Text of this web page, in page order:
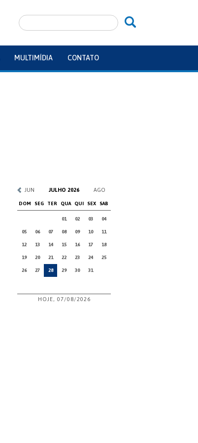
MULTIMÍDIA CONTATO
JUN JULHO 2026 AGO
DOM SEG TER QUA QUI SEX SAB
01 02 03 04
05 06 07 08 09 10 11
12 13 14 15 16 17 18
19 20 21 22 23 24 25
26 27 28 29 30 31
HOJE, 07/08/2026